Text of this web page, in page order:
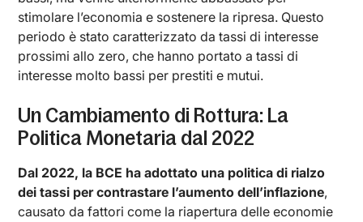
stimolare l’economia e sostenere la ripresa. Questo
periodo è stato caratterizzato da tassi di interesse
prossimi allo zero, che hanno portato a tassi di
interesse molto bassi per prestiti e mutui.
Un Cambiamento di Rottura: La
Politica Monetaria dal 2022
Dal 2022, la BCE ha adottato una politica di rialzo
dei tassi per contrastare l’aumento dell’inflazione,
causato da fattori come la riapertura delle economie